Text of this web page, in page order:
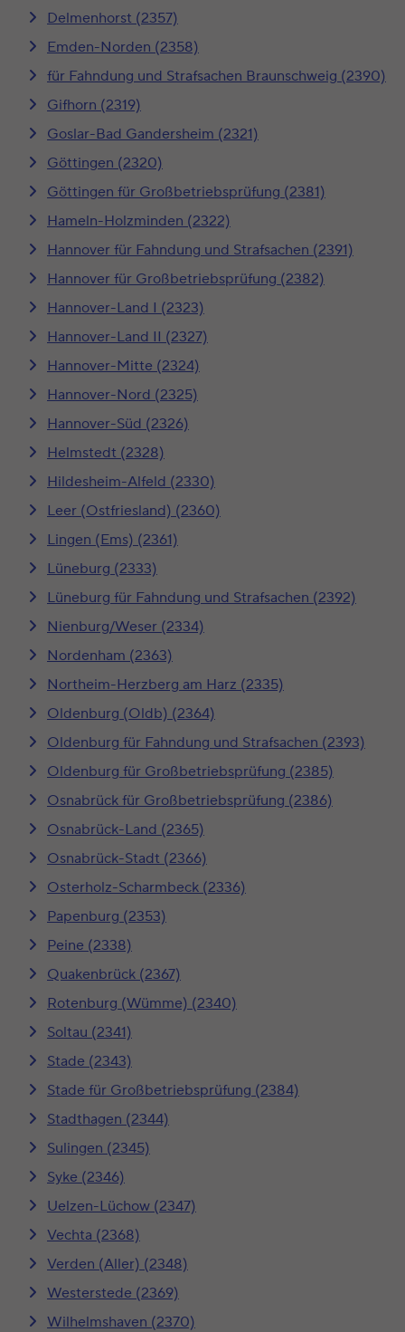
Delmenhorst (2357)
Emden-Norden (2358)
für Fahndung und Strafsachen Braunschweig (2390)
Gifhorn (2319)
Goslar-Bad Gandersheim (2321)
Göttingen (2320)
Göttingen für Großbetriebsprüfung (2381)
Hameln-Holzminden (2322)
Hannover für Fahndung und Strafsachen (2391)
Hannover für Großbetriebsprüfung (2382)
Hannover-Land I (2323)
Hannover-Land II (2327)
Hannover-Mitte (2324)
Hannover-Nord (2325)
Hannover-Süd (2326)
Helmstedt (2328)
Hildesheim-Alfeld (2330)
Leer (Ostfriesland) (2360)
Lingen (Ems) (2361)
Lüneburg (2333)
Lüneburg für Fahndung und Strafsachen (2392)
Nienburg/Weser (2334)
Nordenham (2363)
Northeim-Herzberg am Harz (2335)
Oldenburg (Oldb) (2364)
Oldenburg für Fahndung und Strafsachen (2393)
Oldenburg für Großbetriebsprüfung (2385)
Osnabrück für Großbetriebsprüfung (2386)
Osnabrück-Land (2365)
Osnabrück-Stadt (2366)
Osterholz-Scharmbeck (2336)
Papenburg (2353)
Peine (2338)
Quakenbrück (2367)
Rotenburg (Wümme) (2340)
Soltau (2341)
Stade (2343)
Stade für Großbetriebsprüfung (2384)
Stadthagen (2344)
Sulingen (2345)
Syke (2346)
Uelzen-Lüchow (2347)
Vechta (2368)
Verden (Aller) (2348)
Westerstede (2369)
Wilhelmshaven (2370)